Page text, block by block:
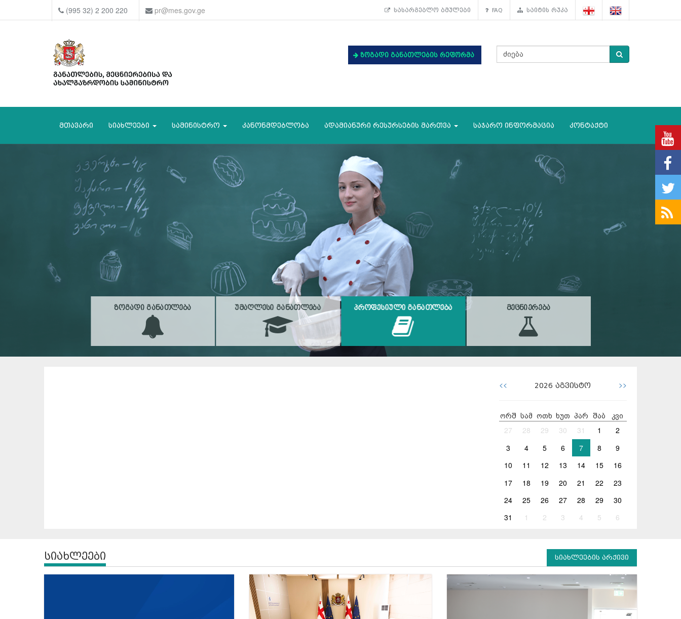
(995 32) 2 200 220 pr@mes.gov.ge სასარგებლო ბმულები FAQ საიტის რუკა
ზოგადი განათლების რეფორმა
მთავარი სიახლეები სამინისტრო კანონმდებლობა ადამიანური რესურსების მართვა საჯარო ინფორმაცია კონტაქტი
ᲖᲝᲒᲐᲓᲘ ᲒᲐᲜᲐᲗᲚᲔᲑᲐ ᲣᲛᲐᲦᲚᲔᲡᲘ ᲒᲐᲜᲐᲗᲚᲔᲑᲐ ᲞᲠᲝᲤᲔᲡᲘᲣᲚᲘ ᲒᲐᲜᲐᲗᲚᲔᲑᲐ ᲛᲔᲪᲜᲘᲔᲠᲔᲑᲐ
<< 2026 აგვისტო >>
ორშ სამ ოთხ ხუთ პარ შაბ კვი
27 28 29 30 31 1
2
3
4 5 6 7 8
9
10
11 12 13 14 15
16
17
18 19 20 21 22
23
24
25 26 27 28 29
30
31
1 2 3 4 5 6
სიახლეები სიახლეების არქივი